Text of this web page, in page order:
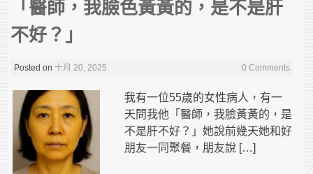
「醫師，我臉色黃黃的，是不是肝
不好？」
Posted on十月 20, 2025 0 Comments
我有一位55歲的女性病人，有一
天問我他「醫師，我臉黃黃的，是
不是肝不好？」她說前幾天她和好
朋友一同聚餐，朋友說 […]